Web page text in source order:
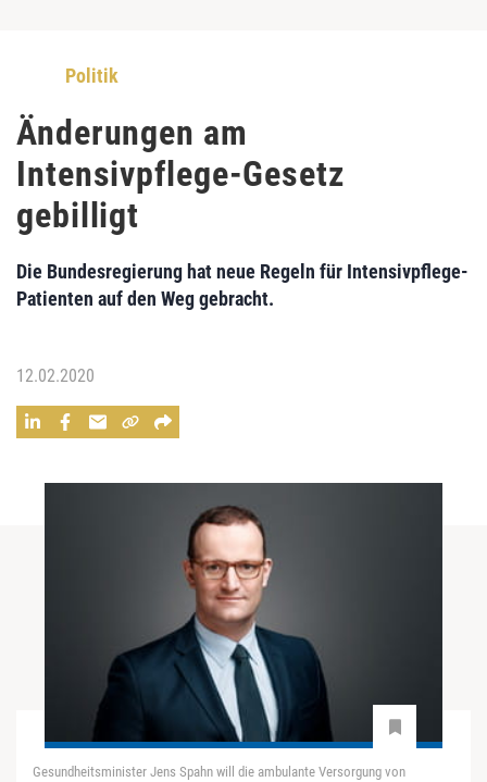
Politik
Änderungen am
Intensivpflege-Gesetz
gebilligt
Die Bundesregierung hat neue Regeln für Intensivpflege-
Patienten auf den Weg gebracht.
12.02.2020
Gesundheitsminister Jens Spahn will die ambulante Versorgung von